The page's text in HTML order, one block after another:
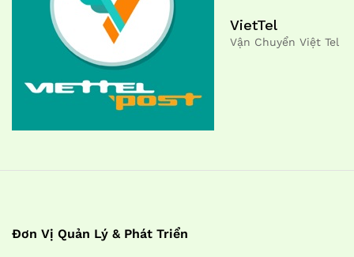
VietTel
Vận Chuyển Việt Tel
Đơn Vị Quản Lý & Phát Triển